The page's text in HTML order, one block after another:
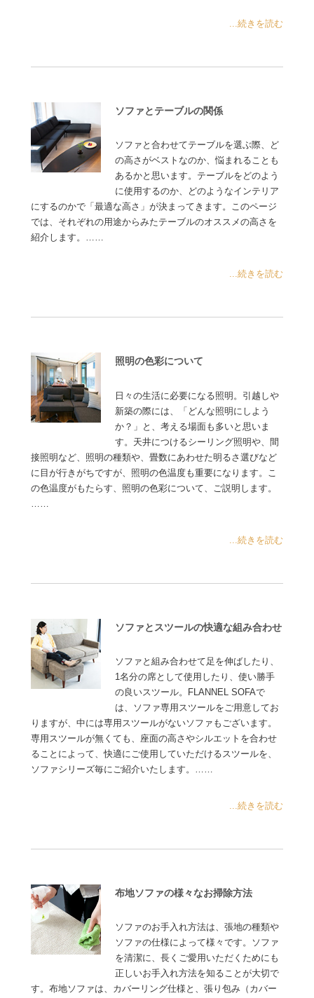
...続きを読む
ソファとテーブルの関係
ソファと合わせてテーブルを選ぶ際、ど
の高さがベストなのか、悩まれることも
あるかと思います。テーブルをどのよう
に使用するのか、どのようなインテリア
にするのかで「最適な高さ」が決まってきます。このページ
では、それぞれの用途からみたテーブルのオススメの高さを
紹介します。……
...続きを読む
照明の色彩について
日々の生活に必要になる照明。引越しや
新築の際には、「どんな照明にしよう
か？」と、考える場面も多いと思いま
す。天井につけるシーリング照明や、間
接照明など、照明の種類や、畳数にあわせた明るさ選びなど
に目が行きがちですが、照明の色温度も重要になります。こ
の色温度がもたらす、照明の色彩について、ご説明します。
...続きを読む
ソファとスツールの快適な組み合わせ
ソファと組み合わせて足を伸ばしたり、
1名分の席として使用したり、使い勝手
の良いスツール。FLANNEL SOFAで
は、ソファ専用スツールをご用意してお
りますが、中には専用スツールがないソファもございます。
専用スツールが無くても、座面の高さやシルエットを合わせ
ることによって、快適にご使用していただけるスツールを、
ソファシリーズ毎にご紹介いたします。……
...続きを読む
布地ソファの様々なお掃除方法
ソファのお手入れ方法は、張地の種類や
ソファの仕様によって様々です。ソファ
を清潔に、長くご愛用いただくためにも
正しいお手入れ方法を知ることが大切で
す。布地ソファは、カバーリング仕様と、張り包み（カバー